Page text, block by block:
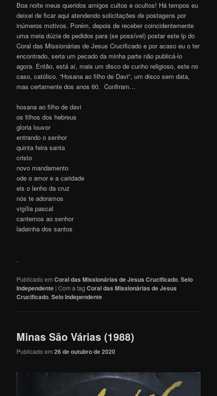
Boa noite meus queridos amigos cultos e ocultos! Há tempos eu
deixei de ficar aqui atendendo solicitações de postagens por
inúmeros motivos. Porém, depois de receber coincidentemente
uma meia dúzia de pedidos para (se possível) postar este lp do
Coral das Missionárias de Jesus Crucificado e por acaso eu o ter
encontrado, seria um pecado da minha parte não publicá-lo
agora. Então, está aí, mais um disco de cunho religioso, este no
caso, católico. “Hosana ao filho de Davi”, um disco sem data,
mas certamente dos anos 60. Confiram…
hosana ao filho de davi
os filhos dos hebreus
gloria louvor
entrando o senhor
quinta feira santa
cristo
novo mandamento
ode o amor e a caridade
eis o lenho da cruz
nós te adoramos
vigília pascal
cantemos ao senhor
ladainha dos santos
.
Publicado em Coral das Missionárias de Jesus Crucificado,Selo
Independente |Com a tagCoral das Missionárias de Jesus
Crucificado,Selo Independente
Minas São Várias (1988)
Publicado em26 de outubro de 2020